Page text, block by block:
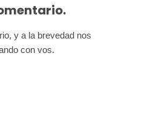
y a la brevedad nos
con vos.